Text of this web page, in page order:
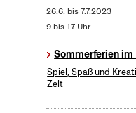
26.6. bis7.7.2023
9 bis 17 Uhr
Sommerferien im
Spiel, Spaß und
Zelt